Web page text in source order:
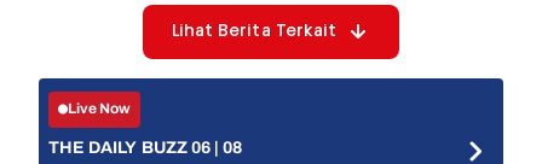
Lihat Berita Terkait
Live Now
THE DAILY BUZZ 06 | 08